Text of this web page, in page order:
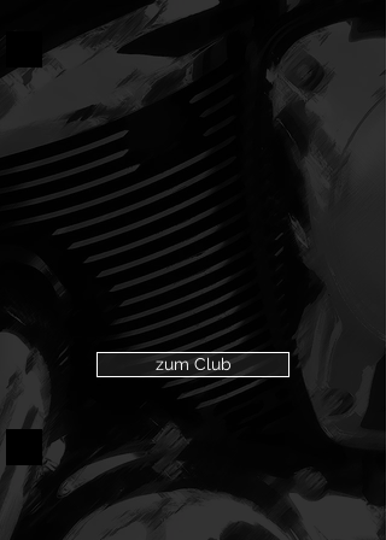
zum Club